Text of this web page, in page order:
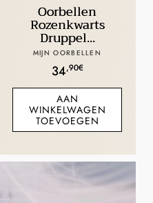
Oorbellen
Rozenkwarts
Druppel...
Verkoper:
MIJN OORBELLEN
Normale
prijs
34,90€
AAN
WINKELWAGEN
TOEVOEGEN